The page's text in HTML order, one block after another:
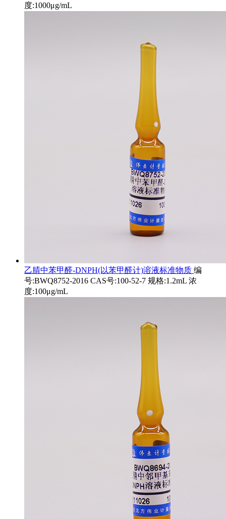
度:1000μg/mL
乙腈中苯甲醛-DNPH(以苯甲醛计)溶液标准物质 编
号:BWQ8752-2016 CAS号:100-52-7 规格:1.2mL 浓
度:100μg/mL